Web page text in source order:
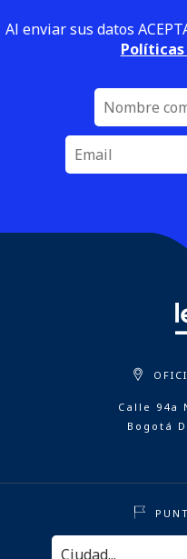
Al enviar sus datos
Calle 94a
Bogotá